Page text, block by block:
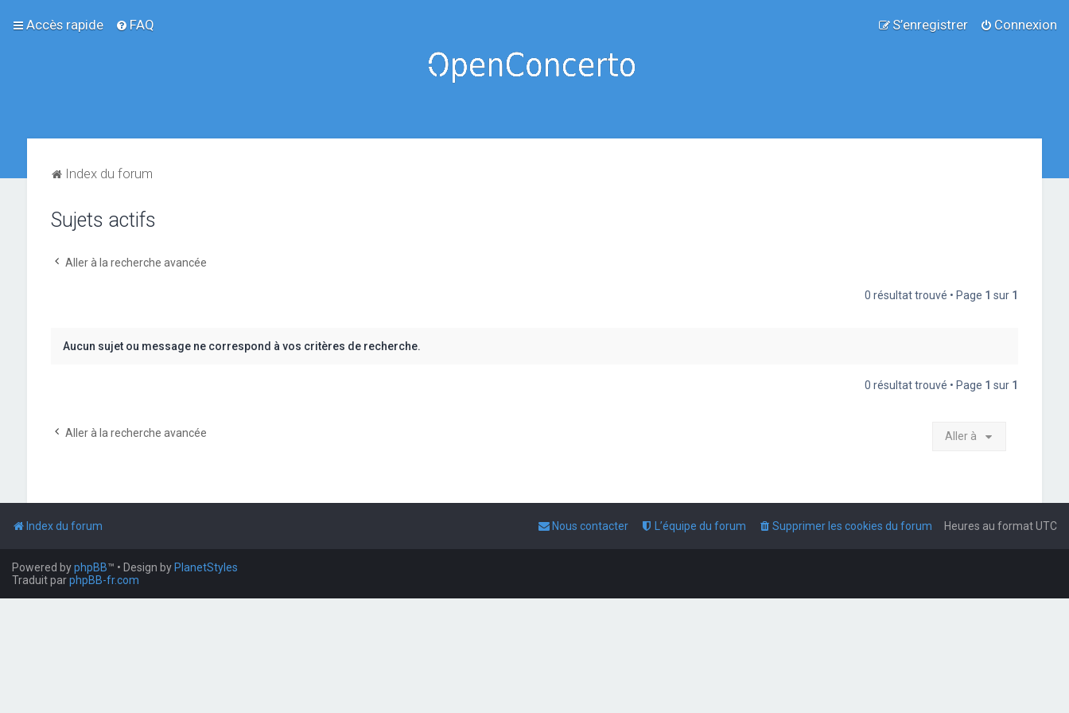
Accès rapide FAQ Connexion
S’enregistrer
Index du forum
Sujets actifs
Aller à la recherche avancée
0 résultat trouvé • Page 1 sur 1
Aucun sujet ou message ne correspond à vos critères de recherche.
0 résultat trouvé • Page 1 sur 1
Aller à la recherche avancée Aller à
Index du forum Heures au formatUTC
Supprimer les cookies du forum
L’équipe du forum
Nous contacter
Powered byphpBB™ • Design by PlanetStyles
Traduit parphpBB-fr.com